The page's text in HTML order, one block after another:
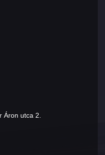
Áron utca 2.